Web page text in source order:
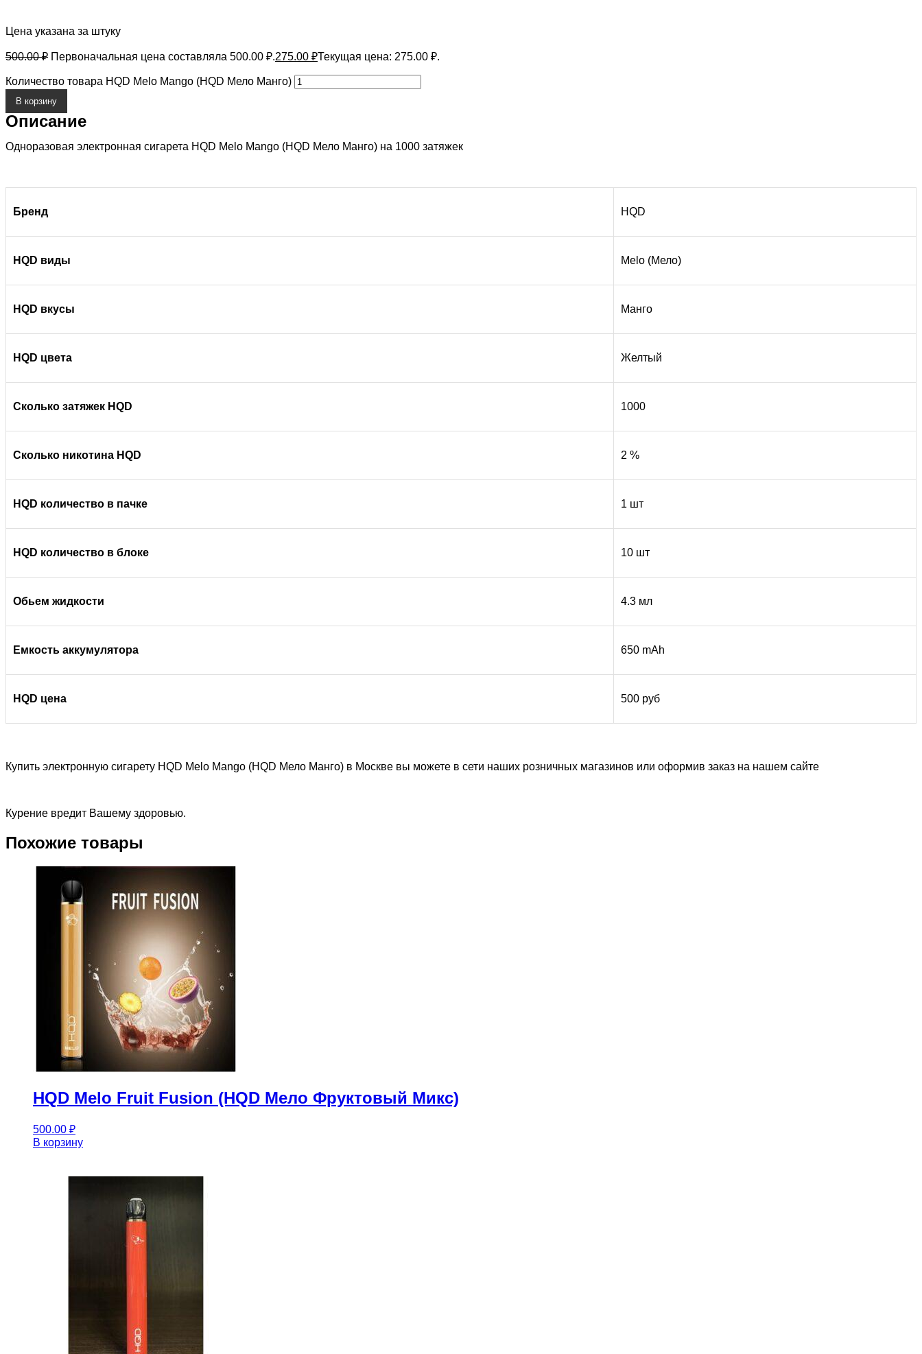
Цена указана за штуку
500.00₽ Первоначальная цена составляла 500.00 ₽.275.00 ₽Текущая цена: 275.00 ₽.
Количество товара HQD Melo Mango (HQD Мело Манго)
В корзину
Описание
Одноразовая электронная сигарета HQD Melo Mango (HQD Мело Манго) на 1000 затяжек
Бренд HQD
HQD виды Melo (Мело)
HQD вкусы Манго
HQD цвета Желтый
Сколько затяжек HQD 1000
Сколько никотина HQD 2 %
HQD количество в пачке 1 шт
HQD количество в блоке 10 шт
Обьем жидкости 4.3 мл
Емкость аккумулятора 650 mAh
HQD цена 500 руб
Купить электронную сигарету HQD Melo Mango (HQD Мело Манго) в Москве вы можете в сети наших розничных магазинов или оформив заказ на нашем сайте
Курение вредит Вашему здоровью.
Похожие товары
HQD Melo Fruit Fusion (HQD Мело Фруктовый Микс)
500.00 ₽
В корзину